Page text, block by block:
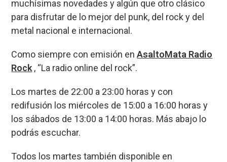
o
k
p
p
s
tir
muchísimas novedades y algún que otro clásico
para disfrutar de lo mejor del punk, del rock y del
metal nacional e internacional.
Como siempre con emisión enAsaltoMata Radio
Rock , “La radio online del rock”.
Los martes de 22:00 a 23:00 horas y con
redifusión los miércoles de 15:00 a 16:00 horas y
los sábados de 13:00 a 14:00 horas. Más abajo lo
podrás escuchar.
Todos los martes también disponible en